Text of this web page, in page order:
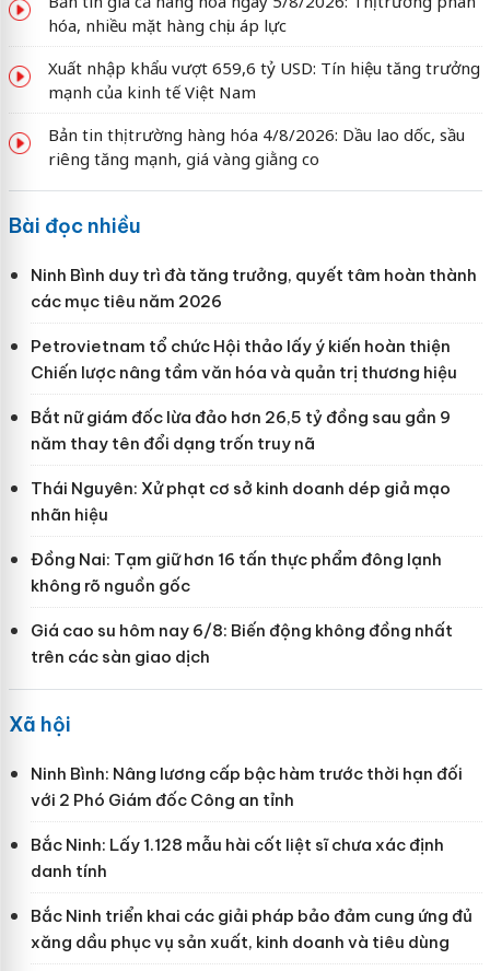
hóa, nhiều mặt hàng chịu áp lực
Xuất nhập khẩu vượt 659,6 tỷ USD: Tín hiệu tăng trưởng
mạnh của kinh tế Việt Nam
Bản tin thị trường hàng hóa 4/8/2026: Dầu lao dốc, sầu
riêng tăng mạnh, giá vàng giằng co
Bài đọc nhiều
Ninh Bình duy trì đà tăng trưởng, quyết tâm hoàn thành
các mục tiêu năm 2026
Petrovietnam tổ chức Hội thảo lấy ý kiến hoàn thiện
Chiến lược nâng tầm văn hóa và quản trị thương hiệu
Bắt nữ giám đốc lừa đảo hơn 26,5 tỷ đồng sau gần 9
năm thay tên đổi dạng trốn truy nã
Thái Nguyên: Xử phạt cơ sở kinh doanh dép giả mạo
nhãn hiệu
Đồng Nai: Tạm giữ hơn 16 tấn thực phẩm đông lạnh
không rõ nguồn gốc
Giá cao su hôm nay 6/8: Biến động không đồng nhất
trên các sàn giao dịch
Xã hội
Ninh Bình: Nâng lương cấp bậc hàm trước thời hạn đối
với 2 Phó Giám đốc Công an tỉnh
Bắc Ninh: Lấy 1.128 mẫu hài cốt liệt sĩ chưa xác định
danh tính
Bắc Ninh triển khai các giải pháp bảo đảm cung ứng đủ
xăng dầu phục vụ sản xuất, kinh doanh và tiêu dùng